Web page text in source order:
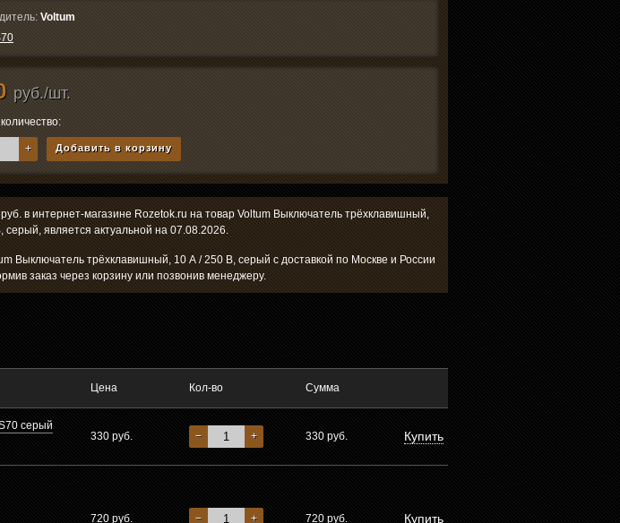
Voltum
руб./шт.
+ Добавить в корзину
в интернет-магазине Rozetok.ru на товар Voltum Выключатель трёхклавишный,
серый, является актуальной на 07.08.2026.
Выключатель трёхклавишный, 10 А / 250 В, серый с доставкой по Москве и России
заказ через корзину или позвонив менеджеру.
Цена Кол-во Сумма
серый
330 руб. − + 330 руб. Купить
720 руб.
− + 720 руб. Купить